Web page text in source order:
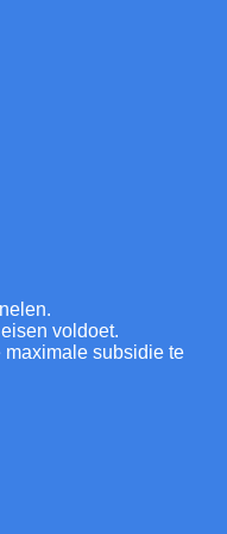
voldoet.
maximale subsidie te